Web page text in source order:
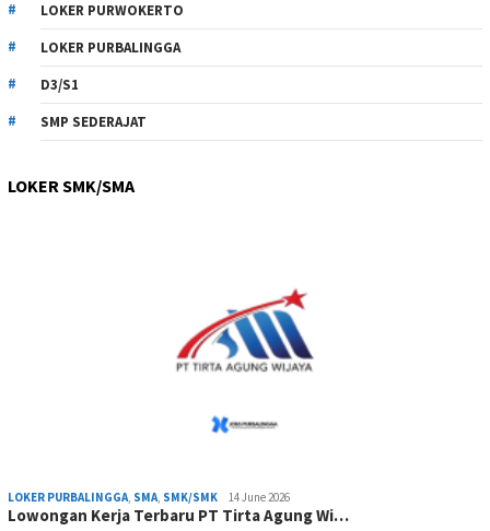
LOKER PURWOKERTO
LOKER PURBALINGGA
D3/S1
SMP SEDERAJAT
LOKER SMK/SMA
LOKER PURBALINGGA, SMA, SMK/SMK 14 June 2026
Lowongan Kerja Terbaru PT Tirta Agung Wi…